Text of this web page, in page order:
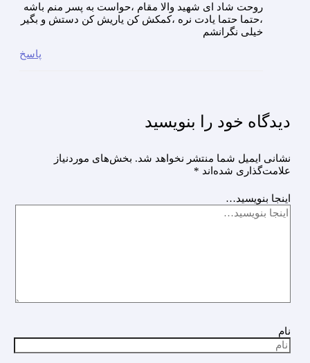
روحت شاد ای شهید والا مقام ،حواست به پسر منم باشه
،حتما حتما یادت نره ،کمکش کن یاریش کن دستش و بگیر
خیلی نگرانشم
پاسخ
دیدگاه‌ خود را بنویسید
نشانی ایمیل شما منتشر نخواهد شد. بخش‌های موردنیاز
علامت‌گذاری شده‌اند *
اینجا بنویسید…
نام